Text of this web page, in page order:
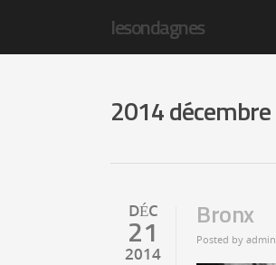
lesondagnes
2014 décembre
DÉC
21
2014
Bronx
Posted by admin